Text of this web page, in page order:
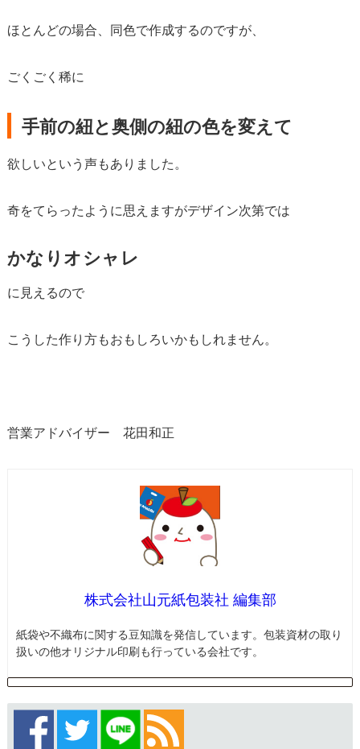
ほとんどの場合、同色で作成するのですが、
ごくごく稀に
手前の紐と奥側の紐の色を変えて
欲しいという声もありました。
奇をてらったように思えますがデザイン次第では
かなりオシャレ
に見えるので
こうした作り方もおもしろいかもしれません。
営業アドバイザー 花田和正
株式会社山元紙包装社 編集部
紙袋や不織布に関する豆知識を発信しています。包装資材の取り
扱いの他オリジナル印刷も行っている会社です。